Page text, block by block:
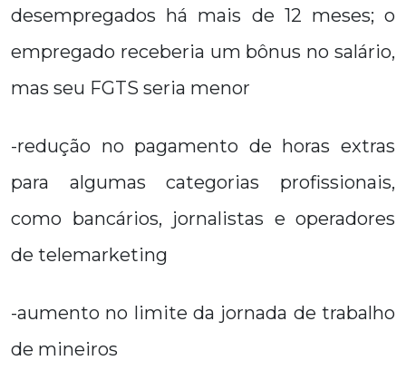
desempregados há mais de 12 meses; o
empregado receberia um bônus no salário,
mas seu FGTS seria menor
-redução no pagamento de horas extras
para algumas categorias profissionais,
como bancários, jornalistas e operadores
de telemarketing
-aumento no limite da jornada de trabalho
de mineiros